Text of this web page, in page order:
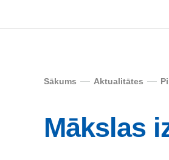
Sākums Aktualitātes
Mākslas